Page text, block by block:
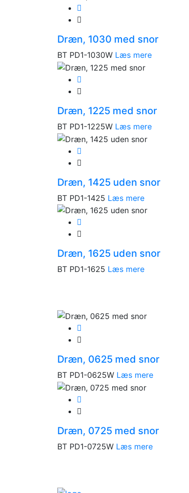
Dræn, 1030 med snor
BT PD1-1030W Læs mere
Dræn, 1225 med snor
BT PD1-1225W Læs mere
Dræn, 1425 uden snor
BT PD1-1425 Læs mere
Dræn, 1625 uden snor
BT PD1-1625 Læs mere
Dræn, 0625 med snor
BT PD1-0625W Læs mere
Dræn, 0725 med snor
BT PD1-0725W Læs mere